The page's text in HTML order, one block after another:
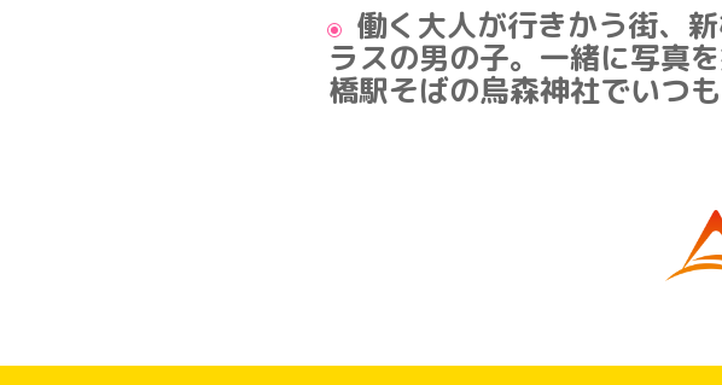
働く大人が行きかう街、
ラスの男の子。一緒に写真
橋駅そばの烏森神社でいつ